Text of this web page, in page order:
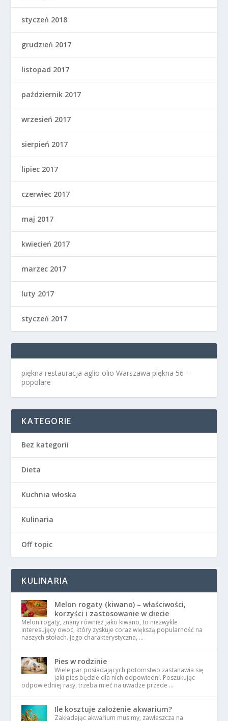
styczeń 2018
grudzień 2017
listopad 2017
październik 2017
wrzesień 2017
sierpień 2017
lipiec 2017
czerwiec 2017
maj 2017
kwiecień 2017
marzec 2017
luty 2017
styczeń 2017
piękna restauracja aglio olio Warszawa piękna 56 -
popolare
KATEGORIE
Bez kategorii
Dieta
Kuchnia włoska
Kulinaria
Off topic
KULINARIA
Melon rogaty (kiwano) – właściwości,
korzyści i zastosowanie w diecie
Melon rogaty, znany również jako kiwano, to niezwykle
interesujący owoc, który zyskuje coraz większą popularność na
naszych stołach. Jego charakterystyczna, …
Pies w rodzinie
Wiele par posiadających potomstwo zastanawia się
jaki pies będzie dla nich odpowiedni. Poszukując
odpowiedniej rasy, trzeba mieć na uwadze przede …
Ile kosztuje założenie akwarium?
Zakładając akwarium musimy, zawłaszcza na